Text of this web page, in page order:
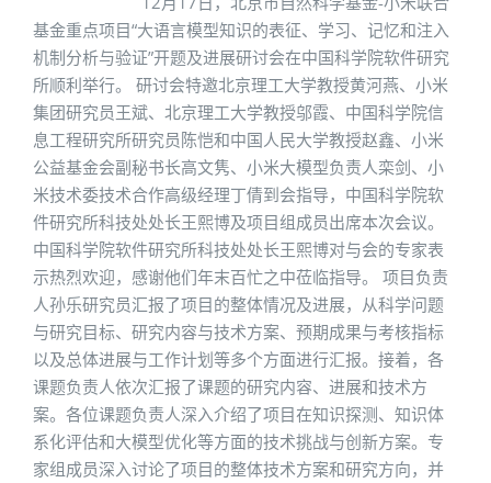
基金重点项目“大语言模型知识的表征、学习、记忆和注入
机制分析与验证”开题及进展研讨会在中国科学院软件研究
所顺利举行。 研讨会特邀北京理工大学教授黄河燕、小米
集团研究员王斌、北京理工大学教授邬霞、中国科学院信
息工程研究所研究员陈恺和中国人民大学教授赵鑫、小米
公益基金会副秘书长高文隽、小米大模型负责人栾剑、小
米技术委技术合作高级经理丁倩到会指导，中国科学院软
件研究所科技处处长王熙博及项目组成员出席本次会议。
中国科学院软件研究所科技处处长王熙博对与会的专家表
示热烈欢迎，感谢他们年末百忙之中莅临指导。 项目负责
人孙乐研究员汇报了项目的整体情况及进展，从科学问题
与研究目标、研究内容与技术方案、预期成果与考核指标
以及总体进展与工作计划等多个方面进行汇报。接着，各
课题负责人依次汇报了课题的研究内容、进展和技术方
案。各位课题负责人深入介绍了项目在知识探测、知识体
系化评估和大模型优化等方面的技术挑战与创新方案。专
家组成员深入讨论了项目的整体技术方案和研究方向，并